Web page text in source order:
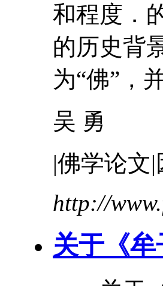
和程度．
的历史背
为“佛”，
吴 勇
|佛学论文|
http://
关于《牟